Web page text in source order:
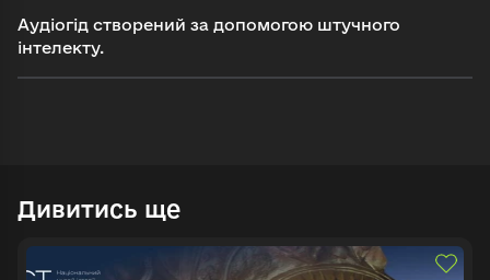
Продовжити з email
Аудіогід створений за допомогою штучного
інтелекту.
Дивитись ще